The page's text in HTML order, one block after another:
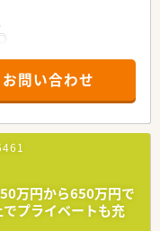
ポーツ整形・
ており、
、
いただける環境ですの
ていただけますよ♪
たかい雰囲気の企業で
お問い合わせ
万円から650万円で
プライベートも充